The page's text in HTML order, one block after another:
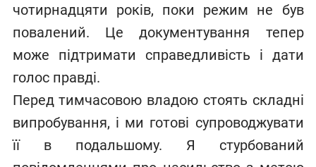
чотирнадцяти років, поки режим не був
повалений. Це документування тепер
може підтримати справедливість і дати
голос правді.
Перед тимчасовою владою стоять складні
випробування, і ми готові супроводжувати
її в подальшому. Я стурбований